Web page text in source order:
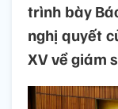
trình bày
nghị quyết
XV về giám